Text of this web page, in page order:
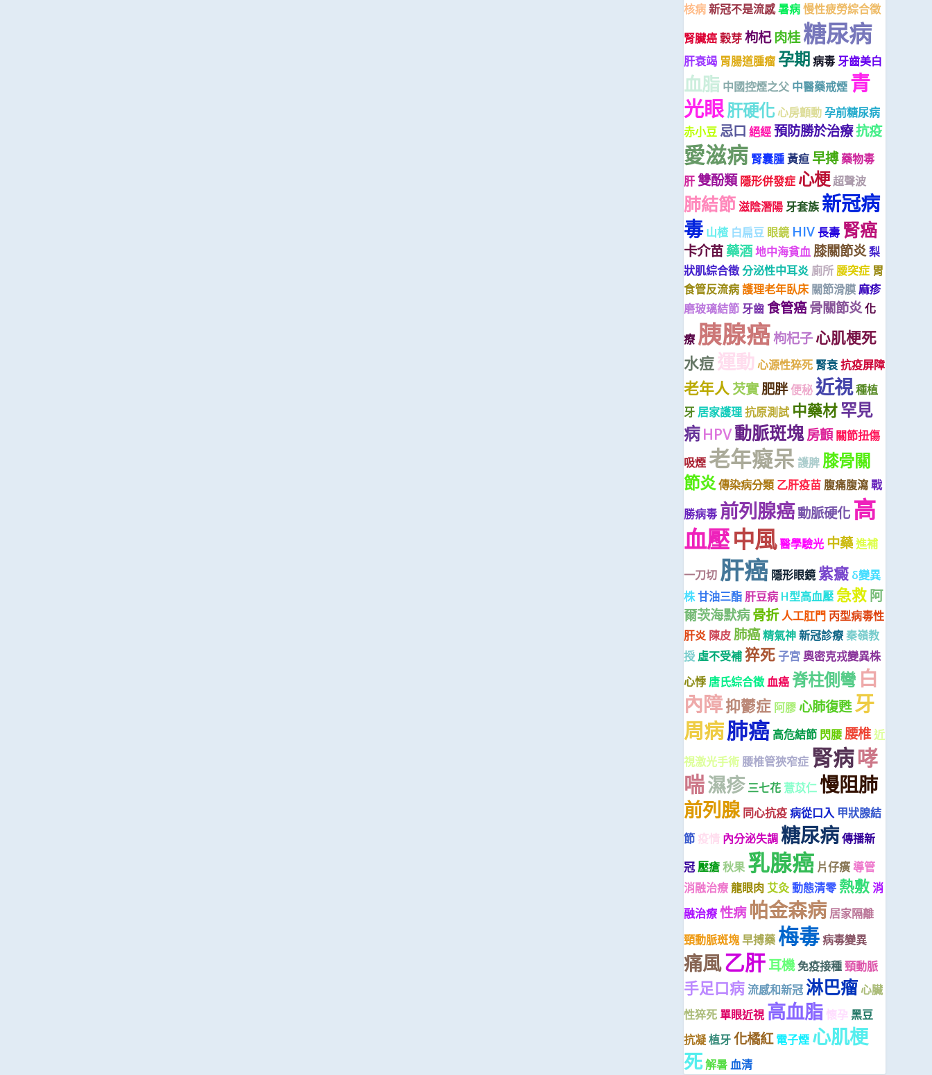
核病新冠不是流感暑病慢性疲勞綜合徵
腎臟癌穀芽枸杞肉桂糖尿病
肝衰竭 胃腸道腫瘤 孕期病毒牙齒美白
血脂 中國控煙之父 中醫藥戒煙 青
光眼肝硬化 心房顫動孕前糖尿病
赤小豆 忌口 絕經預防勝於治療抗疫
愛滋病 腎囊腫黃疸 早搏 藥物毒
肝雙酚類 隱形併發症 心梗 超聲波
肺結節滋陰潛陽牙套族 新冠病
毒 山楂 白扁豆 眼鏡 HIV長壽 腎癌
卡介苗藥酒地中海貧血 膝關節炎梨
狀肌綜合徵分泌性中耳炎 廁所腰突症 胃
食管反流病護理老年臥床 關節滑膜麻疹
磨玻璃結節牙齒食管癌骨關節炎化
療 胰腺癌枸杞子心肌梗死
水痘運動 心源性猝死 腎衰抗疫屏障
老年人 芡實肥胖便秘近視種植
牙 居家護理抗原測試 中藥材罕見
病HPV動脈斑塊房顫 關節扭傷
吸煙 老年癡呆 護脾 膝骨關
節炎傳染病分類 乙肝疫苗 腹痛腹瀉戰
勝病毒 前列腺癌動脈硬化 高
血壓中風醫學驗光 中藥進補
一刀切 肝癌 隱形眼鏡 紫癜 δ變異
株甘油三酯 肝豆病 H型高血壓急救阿
爾茨海默病骨折人工肛門 丙型病毒性
肝炎 陳皮肺癌精氣神新冠診療秦嶺教
授 虛不受補猝死子宮奧密克戎變異株
心悸唐氏綜合徵血癌脊柱側彎 白
內障抑鬱症 阿膠心肺復甦牙
周病肺癌 高危結節 閃腰腰椎近
視激光手術 腰椎管狹窄症 腎病哮
喘濕疹 三七花 薏苡仁慢阻肺
前列腺 同心抗疫病從口入 甲狀腺結
節 疫情 內分泌失調糖尿病傳播新
冠壓瘡秋果 乳腺癌 片仔癀 導管
消融治療龍眼肉 艾灸動態清零熱敷消
融治療性病 帕金森病 居家隔離
頸動脈斑塊早搏藥 梅毒病毒變異
痛風乙肝耳機免疫接種頸動脈
手足口病流感和新冠 淋巴瘤心臟
性猝死 單眼近視 高血脂 懷孕黑豆
抗凝植牙化橘紅 電子煙 心肌梗
死解暑血清